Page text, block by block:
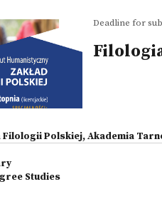
Deadline for
Polskiej, Akademia
Studies